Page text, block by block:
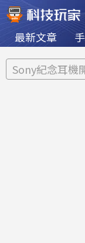
最新文章
Sony紀念耳機